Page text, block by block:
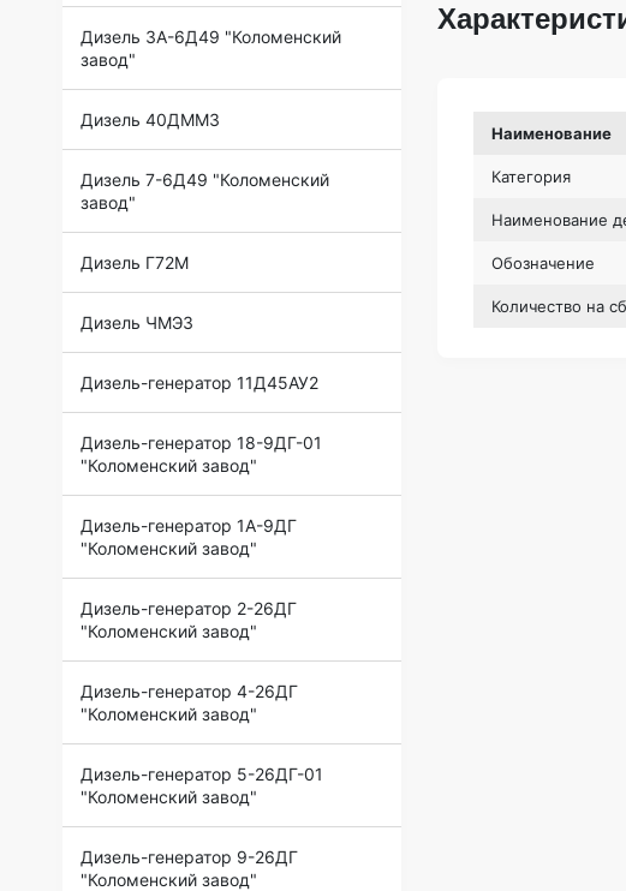
Дизель 3А-6Д49 "Коломенский
завод"
Дизель 40ДММЗ
Дизель 7-6Д49 "Коломенский
завод"
Дизель Г72М
Дизель ЧМЭ3
Дизель-генератор 11Д45АУ2
Дизель-генератор 18-9ДГ-01
"Коломенский завод"
Дизель-генератор 1А-9ДГ
"Коломенский завод"
Дизель-генератор 2-26ДГ
"Коломенский завод"
Дизель-генератор 4-26ДГ
"Коломенский завод"
Дизель-генератор 5-26ДГ-01
"Коломенский завод"
Дизель-генератор 9-26ДГ
"Коломенский завод"
Наименование
Категория
Наименование
Обозначение
Количество на